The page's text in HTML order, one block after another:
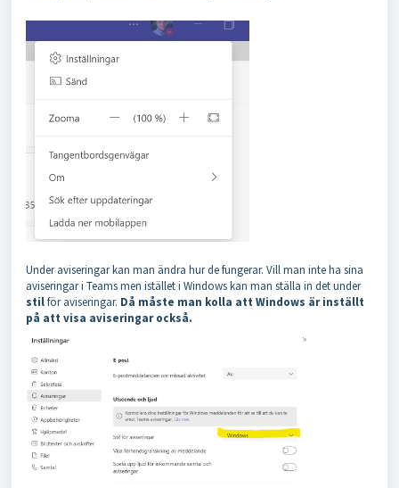
Under aviseringar kan man ändra hur de fungerar. Vill man inte ha sina
aviseringar i Teams men istället i Windows kan man ställa in det under
stilför aviseringar. Då måste man kolla att Windows är inställt
på att visa aviseringar också.